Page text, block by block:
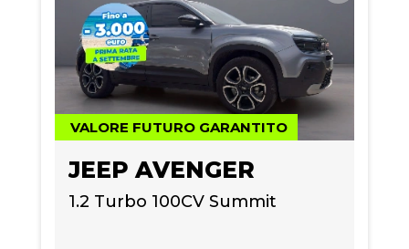
VALORE FUTURO GARANTITO
JEEP AVENGER
1.2 Turbo 100CV Summit